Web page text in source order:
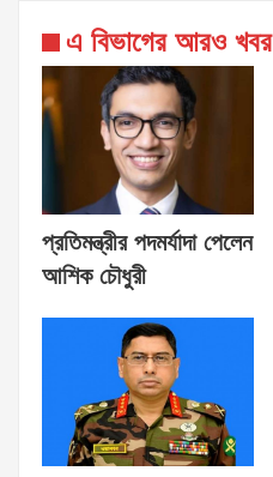
এ বিভাগের আরও খবর
প্রতিমন্ত্রীর পদমর্যাদা পেলেন
আশিক চৌধুরী